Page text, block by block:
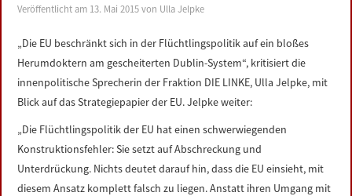
DATENSCHUTZERKLÄRUNG
Veröffentlicht am 13. Mai 2015 von Ulla Jelpke
„Die EU beschränkt sich in der Flüchtlingspolitik auf ein bloßes
Herumdoktern am gescheiterten Dublin-System“, kritisiert die
innenpolitische Sprecherin der Fraktion DIE LINKE, Ulla Jelpke, mit
Blick auf das Strategiepapier der EU. Jelpke weiter:
„Die Flüchtlingspolitik der EU hat einen schwerwiegenden
Konstruktionsfehler: Sie setzt auf Abschreckung und
Unterdrückung. Nichts deutet darauf hin, dass die EU einsieht, mit
diesem Ansatz komplett falsch zu liegen. Anstatt ihren Umgang mit